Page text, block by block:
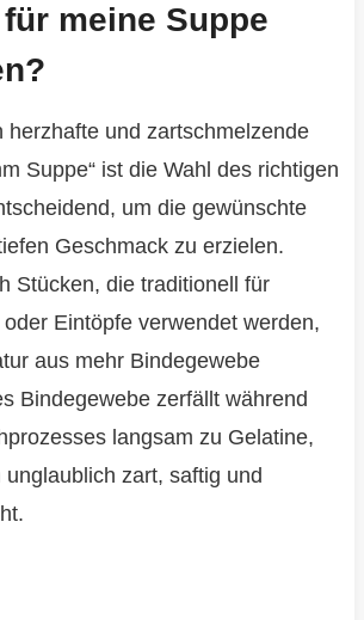
meine Suppe
herzhafte und zartschmelzende
Suppe“ ist die Wahl des richtigen
um die gewünschte
Geschmack zu erzielen.
Stücken, die traditionell für
Eintöpfe verwendet werden,
aus mehr Bindegewebe
Bindegewebe zerfällt während
langsam zu Gelatine,
zart, saftig und